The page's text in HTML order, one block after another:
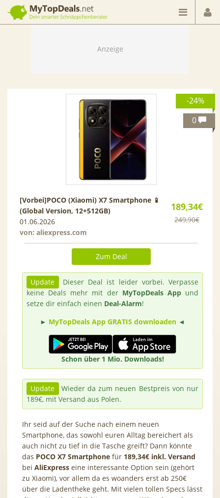
Dein smarter Schnäppchenberater
-24%
0
189,34€
249,90€
[Vorbei]POCO (Xiaomi) X7 Smartphone 📱
(Global Version, 12+512GB)
01.06.2026
von: aliexpress.com
Zum Deal
Update
Dieser Deal ist leider vorbei. Verpasse
keine Deals mehr mit der MyTopDeals Appund
setze dir einfach einen Deal-Alarm!
► MyTopDeals App GRATIS downloaden ◄
Schon über 1 Mio. Downloads!
Update
Wieder da zum neuen Bestpreis von nur
189€, mit Versand aus Polen.
Ihr seid auf der Suche nach einem neuen
Smartphone, das sowohl euren Alltag bereichert als
auch nicht zu tief in die Tasche greift? Dann könnte
das POCO X7 Smartphone für 189,34€ inkl. Versand
bei AliExpress eine interessante Option sein (gehört
zu Xiaomi), vor allem da es woanders erst ab 250€
über die Ladentheke geht. Mit vielen tollen Specs lässt